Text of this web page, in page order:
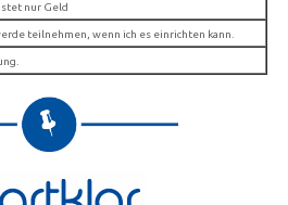
nur Geld
teilnehmen, wenn ich es einrichten kann.